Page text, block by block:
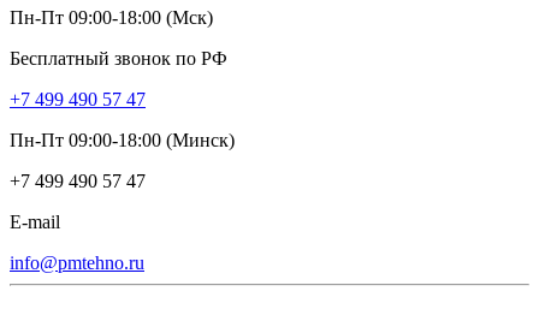
Пн-Пт 09:00-18:00 (Мск)
Бесплатный звонок по РФ
+7 499 490 57 47
Пн-Пт 09:00-18:00 (Минск)
+7 499 490 57 47
E-mail
info@pmtehno.ru